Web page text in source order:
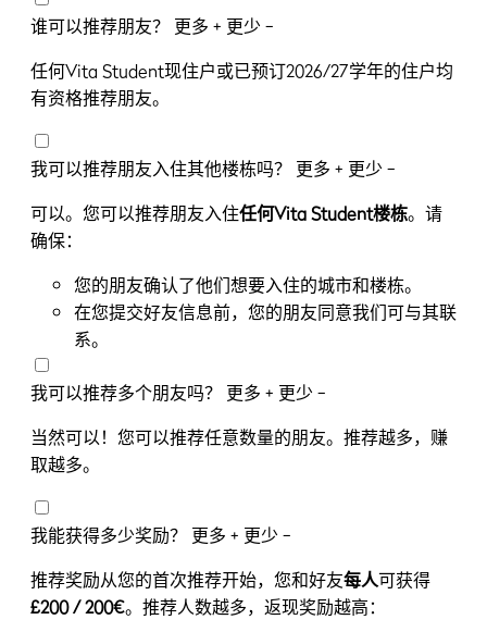
谁可以推荐朋友？ 更多 + 更少 −
任何Vita Student现住户或已预订2026/27学年的住户均
有资格推荐朋友。
我可以推荐朋友入住其他楼栋吗？ 更多 + 更少 −
可以。您可以推荐朋友入住任何Vita Student楼栋。请
确保：
您的朋友确认了他们想要入住的城市和楼栋。
在您提交好友信息前，您的朋友同意我们可与其联
系。
我可以推荐多个朋友吗？ 更多 + 更少 −
当然可以！您可以推荐任意数量的朋友。推荐越多，赚
取越多。
我能获得多少奖励？ 更多 + 更少 −
推荐奖励从您的首次推荐开始，您和好友每人可获得
£200 / 200€。推荐人数越多，返现奖励越高：